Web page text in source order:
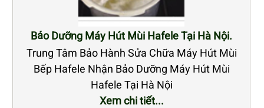
Bảo Dưỡng Máy Hút Mùi Hafele Tại Hà Nội.
Trung Tâm Bảo Hành Sửa Chữa Máy Hút Mùi
Bếp Hafele Nhận Bảo Dưỡng Máy Hút Mùi
Hafele Tại Hà Nội
Xem chi tiết...